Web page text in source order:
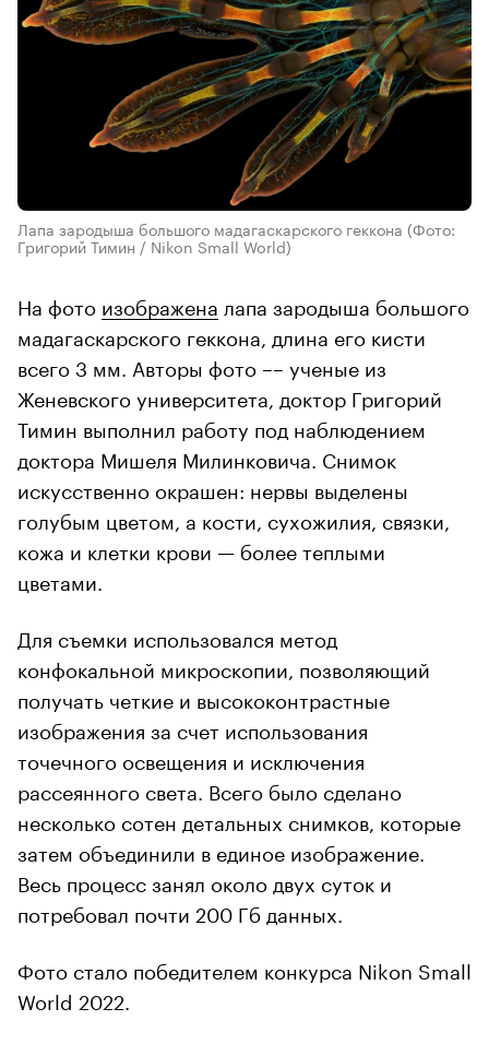
Лапа зародыша большого мадагаскарского геккона (Фото:
Григорий Тимин / Nikon Small World)
На фото изображена лапа зародыша большого
мадагаскарского геккона, длина его кисти
всего 3 мм. Авторы фото –– ученые из
Женевского университета, доктор Григорий
Тимин выполнил работу под наблюдением
доктора Мишеля Милинковича. Снимок
искусственно окрашен: нервы выделены
голубым цветом, а кости, сухожилия, связки,
кожа и клетки крови — более теплыми
цветами.
Для съемки использовался метод
конфокальной микроскопии, позволяющий
получать четкие и высококонтрастные
изображения за счет использования
точечного освещения и исключения
рассеянного света. Всего было сделано
несколько сотен детальных снимков, которые
затем объединили в единое изображение.
Весь процесс занял около двух суток и
потребовал почти 200 Гб данных.
Фото стало победителем конкурса Nikon Small
World 2022.